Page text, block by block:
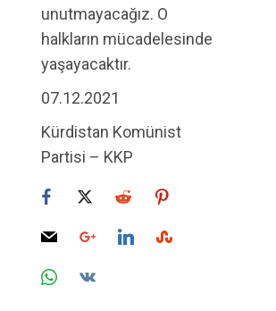
unutmayacağız. O
halkların mücadelesinde
yaşayacaktır.
07.12.2021
Kürdistan Komünist
Partisi – KKP